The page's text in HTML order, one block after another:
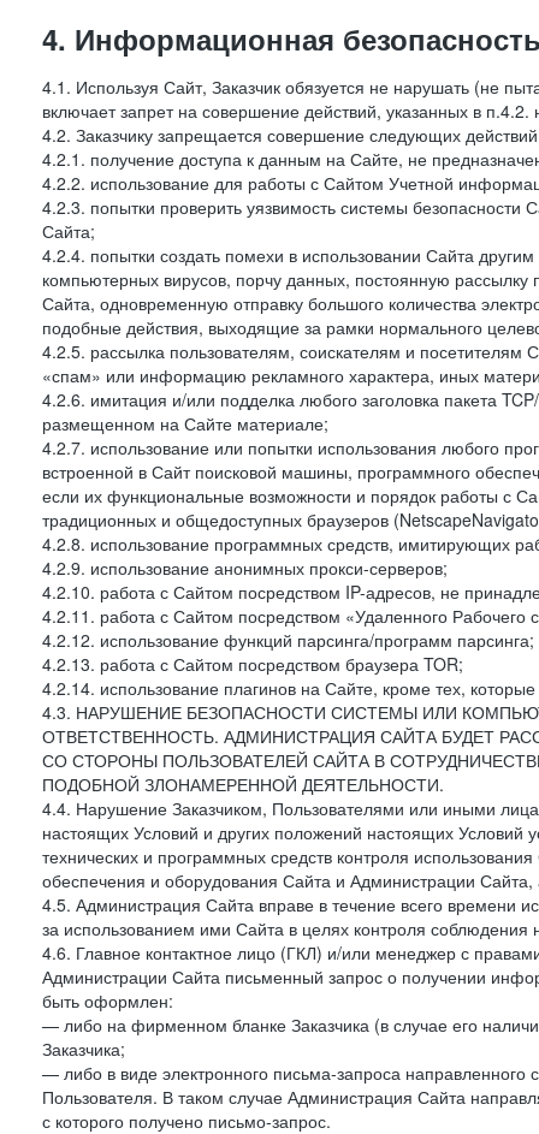
4. Информационная
4.1. Используя Сайт, Заказчик обязуется не нарушать (не
включает запрет на совершение действий, указанных в
4.2. Заказчику запрещается совершение следующих
4.2.1. получение доступа к данным на Сайте, не
4.2.2. использование для работы с Сайтом Учетной
4.2.3. попытки проверить уязвимость системы
Сайта;
4.2.4. попытки создать помехи в использовании Сайта
компьютерных вирусов, порчу данных, постоянную
Сайта, одновременную отправку большого количества
подобные действия, выходящие за рамки нормального
4.2.5. рассылка пользователям, соискателям и
«спам» или информацию рекламного характера, иных
4.2.6. имитация и/или подделка любого заголовка пакета
размещенном на Сайте материале;
4.2.7. использование или попытки использования любого
встроенной в Сайт поисковой машины, программного
если их функциональные возможности и порядок работы с
традиционных и общедоступных браузеров
4.2.8. использование программных средств, имитирующих
4.2.9. использование анонимных прокси-серверов;
4.2.10. работа с Сайтом посредством IP-адресов, не
4.2.11. работа с Сайтом посредством «Удаленного Рабочего
4.2.12. использование функций парсинга/программ парсинга;
4.2.13. работа с Сайтом посредством браузера TOR;
4.2.14. использование плагинов на Сайте, кроме тех,
4.3. НАРУШЕНИЕ БЕЗОПАСНОСТИ СИСТЕМЫ ИЛИ
ОТВЕТСТВЕННОСТЬ. АДМИНИСТРАЦИЯ САЙТА БУДЕТ
СО СТОРОНЫ ПОЛЬЗОВАТЕЛЕЙ САЙТА В
ПОДОБНОЙ ЗЛОНАМЕРЕННОЙ ДЕЯТЕЛЬНОСТИ.
4.4. Нарушение Заказчиком, Пользователями или иными
настоящих Условий и других положений настоящих Условий
технических и программных средств контроля
обеспечения и оборудования Сайта и Администрации
4.5. Администрация Сайта вправе в течение всего времени
за использованием ими Сайта в целях контроля
4.6. Главное контактное лицо (ГКЛ) и/или менеджер с
Администрации Сайта письменный запрос о получении
быть оформлен:
— либо на фирменном бланке Заказчика (в случае его
Заказчика;
— либо в виде электронного письма-запроса направленного
Пользователя. В таком случае Администрация Сайта
с которого получено письмо-запрос.